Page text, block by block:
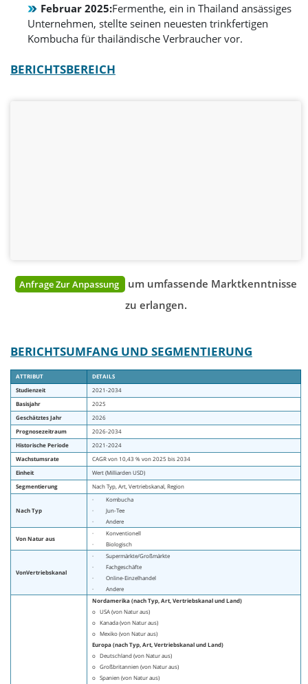
Februar 2025:Fermenthe, ein in Thailand ansässiges
Unternehmen, stellte seinen neuesten trinkfertigen
Kombucha für thailändische Verbraucher vor.
BERICHTSBEREICH
Anfrage Zur Anpassung
um umfassende Marktkenntnisse
zu erlangen.
BERICHTSUMFANG UND SEGMENTIERUNG
ATTRIBUT
DETAILS
Studienzeit
2021-2034
Basisjahr
2025
Geschätztes Jahr
2026
Prognosezeitraum
2026-2034
Historische Periode
2021-2024
Wachstumsrate
CAGR von 10,43 % von 2025 bis 2034
Einheit
Wert (Milliarden USD)
Segmentierung
Nach Typ, Art, Vertriebskanal, Region
Nach Typ
· Kombucha
· Jun-Tee
· Andere
Von Natur aus
· Konventionell
· Biologisch
VonVertriebskanal
· Supermärkte/Großmärkte
· Fachgeschäfte
· Online-Einzelhandel
· Andere
Nordamerika (nach Typ, Art, Vertriebskanal und Land)
o USA (von Natur aus)
o Kanada (von Natur aus)
o Mexiko (von Natur aus)
Europa (nach Typ, Art, Vertriebskanal und Land)
o Deutschland (von Natur aus)
o Großbritannien (von Natur aus)
o Spanien (von Natur aus)